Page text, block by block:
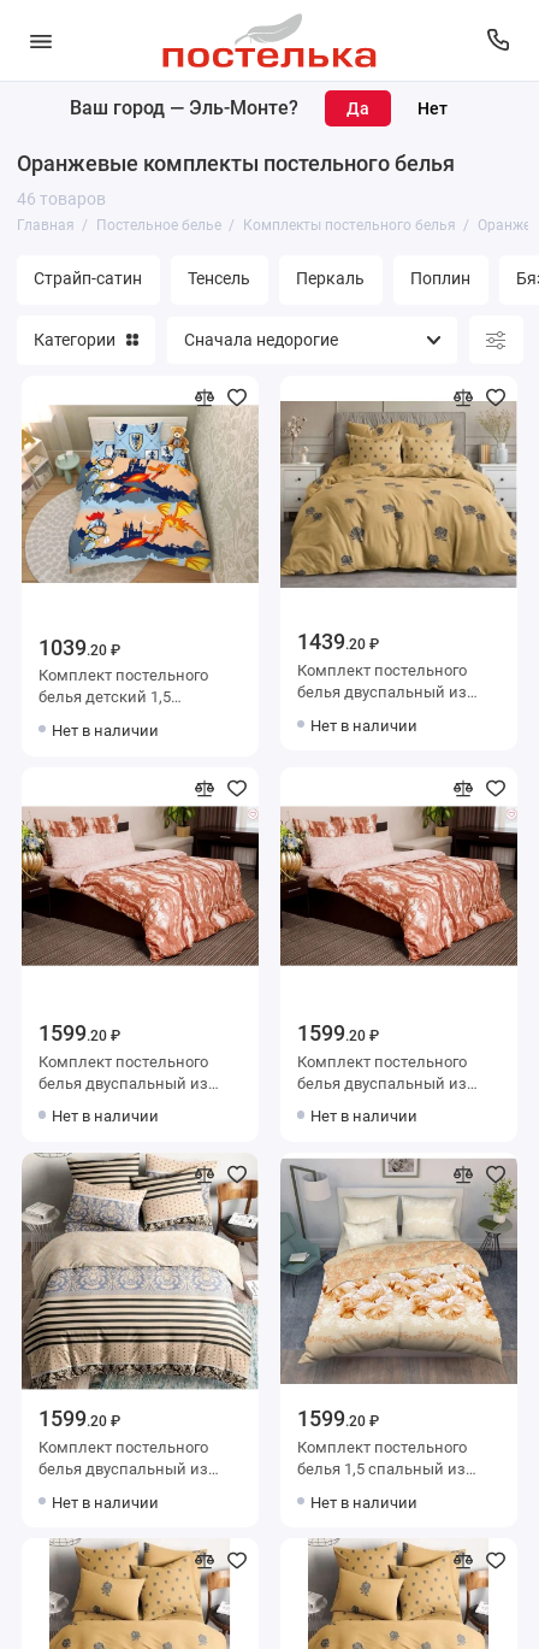
Ваш город — Эль-Монте?
Оранжевые комплекты постельного белья
46 товаров
Главная Постельное белье Комплекты постельного белья
Страйп-сатин Тенсель Перкаль Поплин
Категории
1039.20 ₽
Комплект постельного
белья детский 1,5
наволочкой 70х70
Нет в наличии
1439.20 ₽
Комплект постельного
белья двуспальный из
2 шт Цветы Веселина
Нет в наличии
1599.20 ₽
Комплект постельного
белья двуспальный из
50х70 2 шт Абстракция
Нет в наличии
1599.20 ₽
Комплект постельного
белья двуспальный из
50х70 2 шт Абстракция
Нет в наличии
1599.20 ₽
Комплект постельного
белья двуспальный из
50х70 2 шт Геометрия Ночь
Нет в наличии
1599.20 ₽
Комплект постельного
белья 1,5 спальный из
70х70 2 шт Цветы Василиса
Нет в наличии